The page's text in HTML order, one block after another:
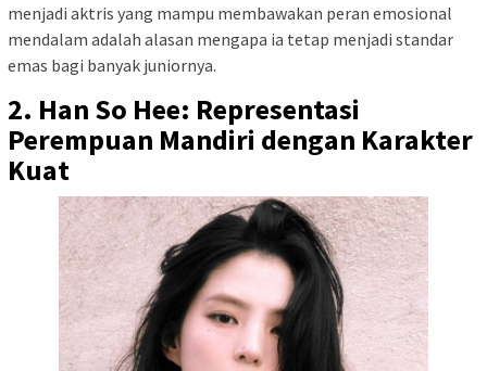
menjadi aktris yang mampu membawakan peran emosional
mendalam adalah alasan mengapa ia tetap menjadi standar
emas bagi banyak juniornya.
2. Han So Hee: Representasi
Perempuan Mandiri dengan Karakter
Kuat